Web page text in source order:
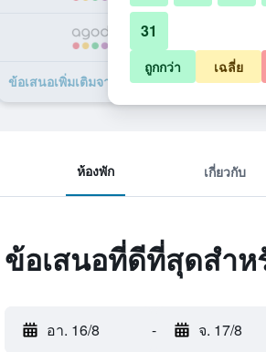
ข้อเสนอเพิ่มเติมจาก Taksim Metropark Hotel
ห้องพัก เกี่ยวกับ
ข้อเสนอที่ดีที่สุดสำห
อา. 16/8 - จ. 17/8
31
ถูกกว่า เฉลี่ย